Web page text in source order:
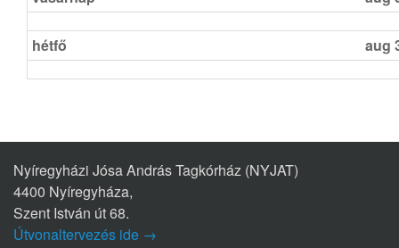
hétfő aug
Nyíregyházi Jósa András Tagkórház (NYJAT)
4400 Nyíregyháza,
Szent István út 68.
Útvonaltervezés ide →